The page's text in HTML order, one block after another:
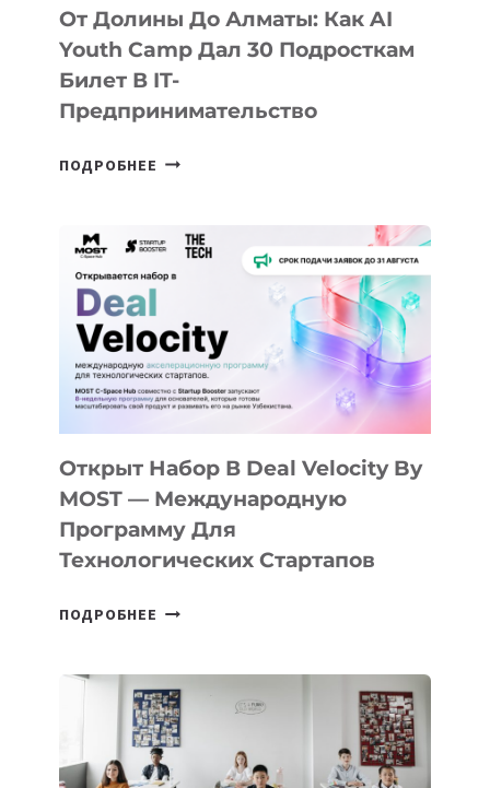
От Долины До Алматы: Как AI
Youth Camp Дал 30 Подросткам
Билет В IT-
Предпринимательство
ПОДРОБНЕЕ ОТ
АЛМАТЫ:
КАК
AI
YOUTH
CAMP
ДАЛ
30
ПОДРОСТКАМ
БИЛЕТ
В
ПРЕДПРИНИМАТЕЛЬСТВО
Открыт Набор В Deal Velocity By
MOST — Международную
Программу Для
Технологических Стартапов
ПОДРОБНЕЕ ОТКРЫТ
DEAL
VELOCITY
BY
MOST